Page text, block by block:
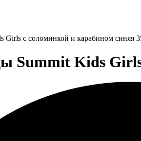
Girls c соломинкой и карабином синяя
Summit Kids